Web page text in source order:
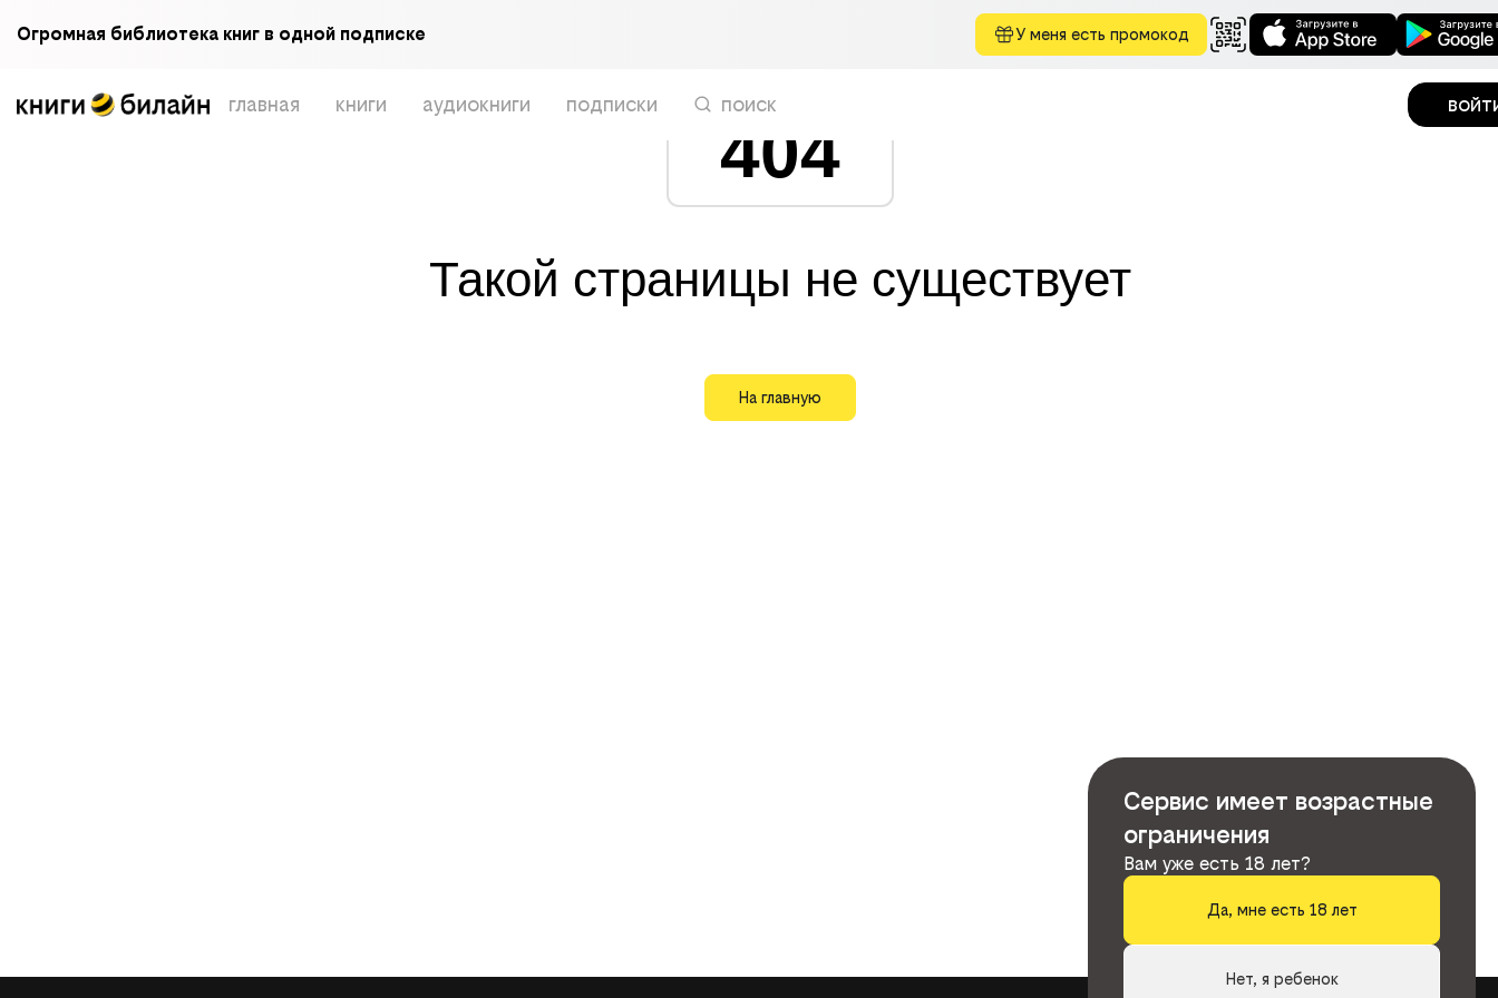
Огромная библиотека книг в одной подписке У меня есть промокод
главная книги аудиокниги подписки поиск
404
Такой страницы не существует
На главную
Сервис имеет возрастные
ограничения
Вам уже есть 18 лет?
Да, мне есть 18 лет
Нет, я ребенок